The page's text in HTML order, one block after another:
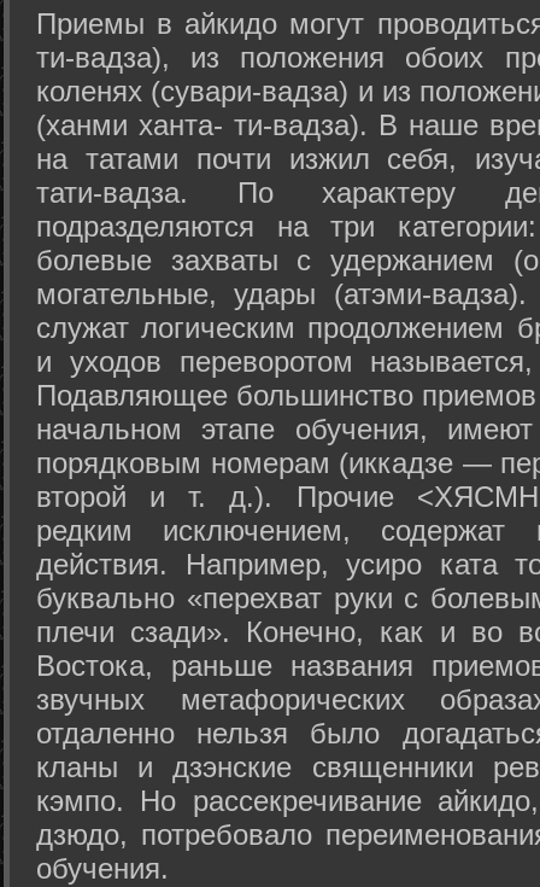
Приемы в айкидо могут
ти-вадза), из положения обоих
коленях (сувари-вадза) и из
(ханми ханта- ти-вадза). В наше
на татами почти изжил себя,
тати-вадза. По характеру
подразделяются на три
болевые захваты с удержанием
могательные, удары (атэми-
служат логическим продолжением
и уходов переворотом
Подавляющее большинство
начальном этапе обучения,
порядковым номерам (иккадзе —
второй и т. д.). Прочие
редким исключением, содержат
действия. Например, усиро ката
буквально «перехват руки с
плечи сзади». Конечно, как и во
Востока, раньше названия
звучных метафорических
отдаленно нельзя было
кланы и дзэнские священники
кэмпо. Но рассекречивание
дзюдо, потребовало
обучения.